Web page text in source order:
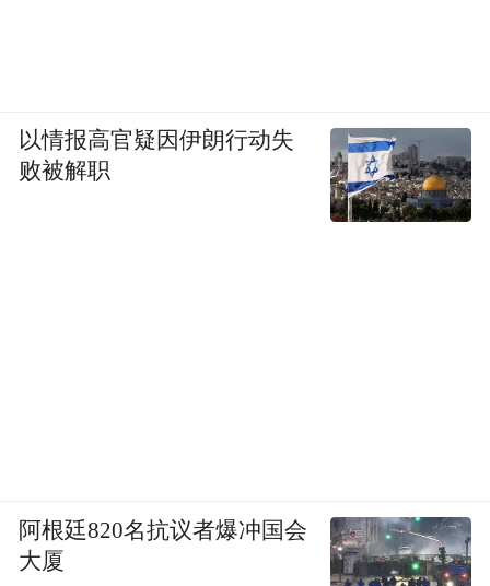
以情报高官疑因伊朗行动失
败被解职
阿根廷820名抗议者爆冲国会
大厦